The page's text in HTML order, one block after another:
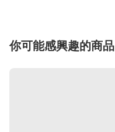
你可能感興趣的商品